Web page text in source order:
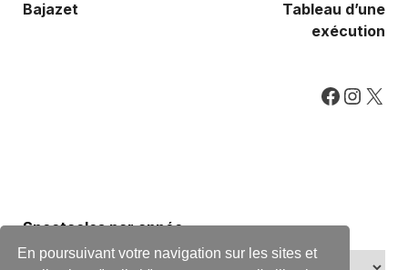
En poursuivant votre navigation sur les sites et
Bajazet
Tableau d’une
exécution
Spectacles par année